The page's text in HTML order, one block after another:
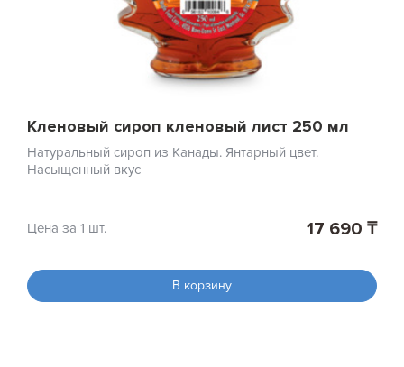
Кленовый сироп кленовый лист 250 мл
Натуральный сироп из Канады. Янтарный цвет.
Насыщенный вкус
Цена за 1 шт. 17 690 ₸
В корзину